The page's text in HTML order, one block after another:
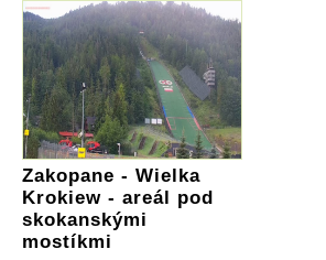
Zakopane - Wielka
Krokiew - areál pod
skokanskými
mostíkmi